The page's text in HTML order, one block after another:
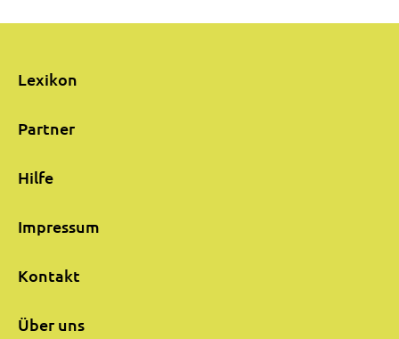
Lexikon
Partner
Hilfe
Impressum
Kontakt
Über uns